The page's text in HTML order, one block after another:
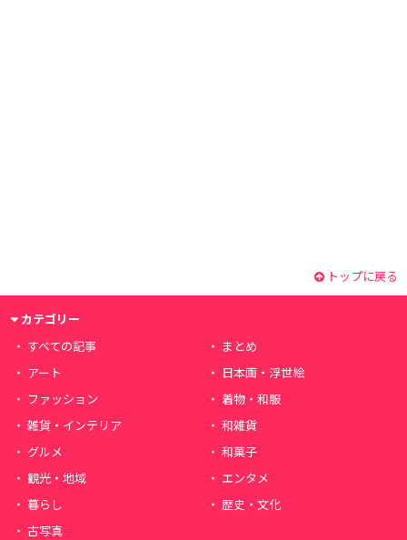
トップに戻る
カテゴリー
すべての記事
まとめ
アート
日本画・浮世絵
ファッション
着物・和服
雑貨・インテリア
和雑貨
グルメ
和菓子
観光・地域
エンタメ
暮らし
歴史・文化
古写真